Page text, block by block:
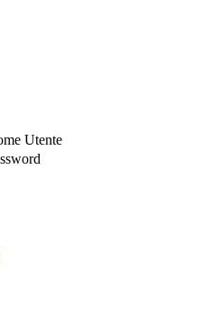
Utente